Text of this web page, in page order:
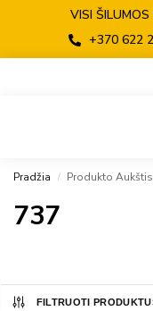
VISI ŠILUMOS
+370 622
Pradžia / Produkto
737
FILTRUOTI